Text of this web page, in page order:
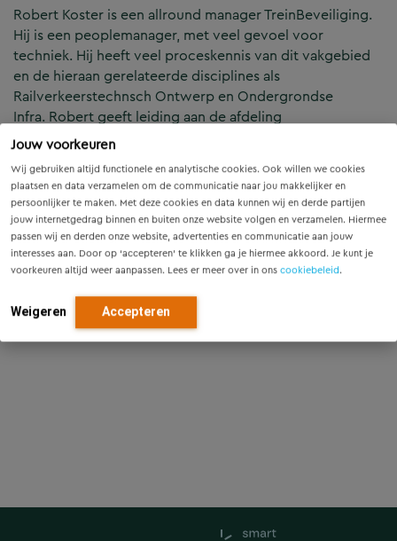
Jouw voorkeuren
Wij gebruiken altijd functionele en analytische cookies. Ook willen we cookies
plaatsen en data verzamelen om de communicatie naar jou makkelijker en
persoonlijker te maken. Met deze cookies en data kunnen wij en derde partijen
jouw internetgedrag binnen en buiten onze website volgen en verzamelen. Hiermee
passen wij en derden onze website, advertenties en communicatie aan jouw
interesses aan. Door op ‘accepteren’ te klikken ga je hiermee akkoord. Je kunt je
voorkeuren altijd weer aanpassen. Lees er meer over in ons cookiebeleid.
Weigeren Accepteren
Robert Koster is een allround manager TreinBeveiliging.
Hij is een peoplemanager, met veel gevoel voor
techniek. Hij heeft veel proceskennis van dit vakgebied
en de hieraan gerelateerde disciplines als
Railverkeerstechnsch Ontwerp en Ondergrondse
Infra. Robert geeft leiding aan de afdeling
Beveiligingstechniek. Deze afdeling bestaat uit de
Ondergrondse Infra en Bouwmanagement en
Railverkeerstechnisch Ontwerp. Robert houdt van
afspraak is afspraak en heldere communicatie.